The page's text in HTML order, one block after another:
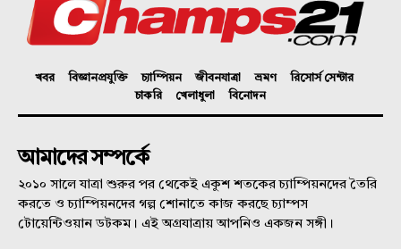
খবর বিজ্ঞানপ্রযুক্তি চ্যাম্পিয়ন জীবনযাত্রা ভ্রমণ
রিসোর্স সেন্টার
চাকরি
খেলাধুলা বিনোদন
আমাদের সম্পর্কে
২০১০ সালে যাত্রা শুরুর পর থেকেই একুশ শতকের চ্যাম্পিয়নদের তৈরি
করতে ও চ্যাম্পিয়নদের গল্প শোনাতে কাজ করছে চ্যাম্পস
টোয়েন্টিওয়ান ডটকম। এই অগ্রযাত্রায় আপনিও একজন সঙ্গী।